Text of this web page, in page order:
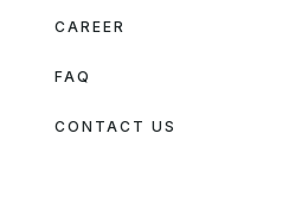
CAREER
FAQ
CONTACT US